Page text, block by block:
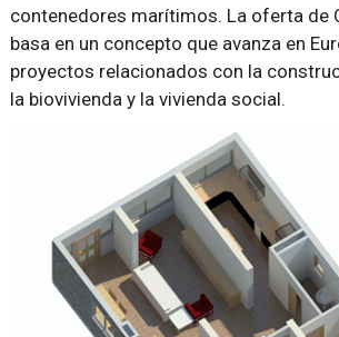
contenedores marítimos. La oferta de
basa en un concepto que avanza en
proyectos relacionados con la
la biovivienda y la vivienda social.